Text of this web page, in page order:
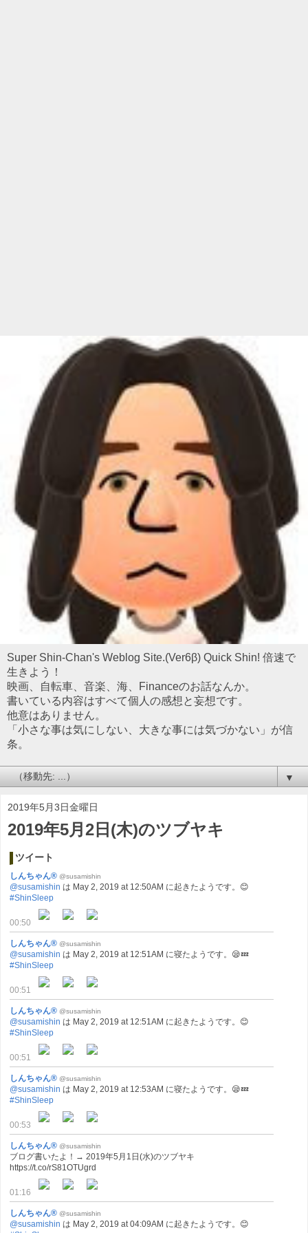
Super Shin-Chan's Weblog Site.(Ver6β) Quick Shin! 倍速で
生きよう！
映画、自転車、音楽、海、Financeのお話なんか。
書いている内容はすべて個人の感想と妄想です。
他意はありません。
「小さな事は気にしない、大きな事には気づかない」が信
条。
▼
2019年5月3日金曜日
2019年5月2日(木)のツブヤキ
ツイート
しんちゃん® @susamishin
@susamishin は May 2, 2019 at 12:50AM に起きたようです。😊
#ShinSleep
00:50
しんちゃん® @susamishin
@susamishin は May 2, 2019 at 12:51AM に寝たようです。😪💤
#ShinSleep
00:51
しんちゃん® @susamishin
@susamishin は May 2, 2019 at 12:51AM に起きたようです。😊
#ShinSleep
00:51
しんちゃん® @susamishin
@susamishin は May 2, 2019 at 12:53AM に寝たようです。😪💤
#ShinSleep
00:53
しんちゃん® @susamishin
ブログ書いたよ！→ 2019年5月1日(水)のツブヤキ
https://t.co/rS81OTUgrd
01:16
しんちゃん® @susamishin
@susamishin は May 2, 2019 at 04:09AM に起きたようです。😊